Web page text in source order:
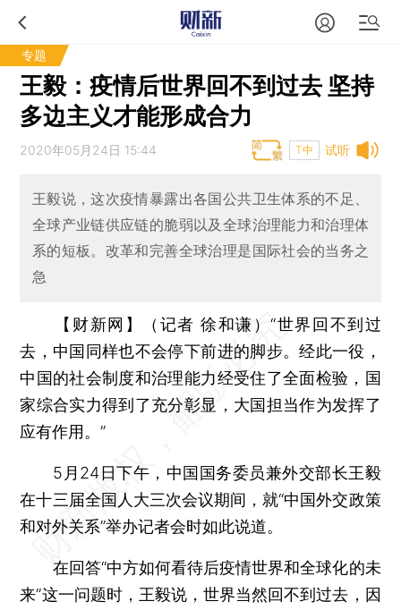
专题
王毅：疫情后世界回不到过去 坚持
多边主义才能形成合力
试听
2020年05月24日 15:44 T中
王毅说，这次疫情暴露出各国公共卫生体系的不足、
全球产业链供应链的脆弱以及全球治理能力和治理体
系的短板。改革和完善全球治理是国际社会的当务之
急
【财新网】（记者 徐和谦）“世界回不到过
去，中国同样也不会停下前进的脚步。经此一役，
中国的社会制度和治理能力经受住了全面检验，国
家综合实力得到了充分彰显，大国担当作为发挥了
应有作用。”
5月24日下午，中国国务委员兼外交部长王毅
在十三届全国人大三次会议期间，就“中国外交政策
和对外关系”举办记者会时如此说道。
在回答“中方如何看待后疫情世界和全球化的未
来”这一问题时，王毅说，世界当然回不到过去，因